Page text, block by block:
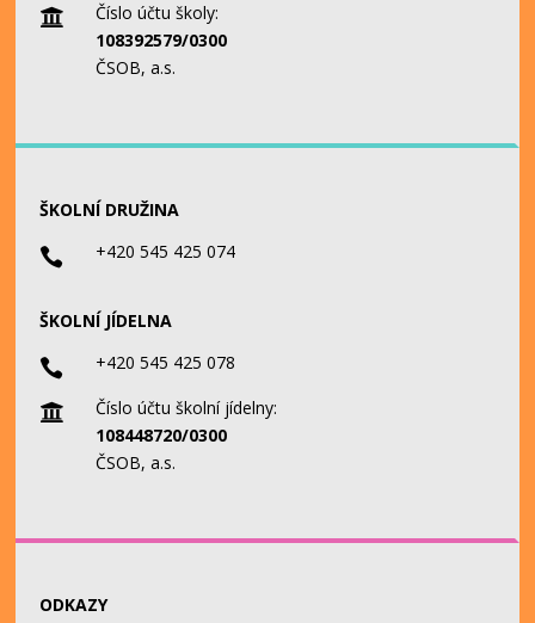

Číslo účtu školy:
108392579/0300
ČSOB, a.s.
ŠKOLNÍ DRUŽINA
 +420 545 425 074
ŠKOLNÍ JÍDELNA
 +420 545 425 078

Číslo účtu školní jídelny:
108448720/0300
ČSOB, a.s.
ODKAZY